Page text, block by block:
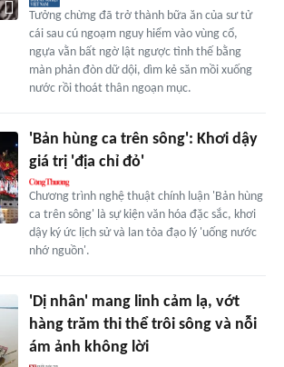
Tưởng chừng đã trở thành bữa ăn của sư tử
cái sau cú ngoạm nguy hiểm vào vùng cổ,
ngựa vằn bất ngờ lật ngược tình thế bằng
màn phản đòn dữ dội, dìm kẻ săn mồi xuống
nước rồi thoát thân ngoạn mục.
'Bản hùng ca trên sông': Khơi dậy
giá trị 'địa chỉ đỏ'
Chương trình nghệ thuật chính luận 'Bản hùng
ca trên sông' là sự kiện văn hóa đặc sắc, khơi
dậy ký ức lịch sử và lan tỏa đạo lý 'uống nước
nhớ nguồn'.
'Dị nhân' mang linh cảm lạ, vớt
hàng trăm thi thể trôi sông và nỗi
ám ảnh không lời